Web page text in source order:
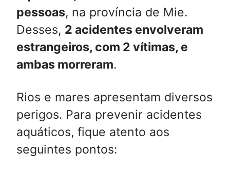
pessoas, na província de Mie.
Desses, 2 acidentes envolveram
estrangeiros, com 2 vítimas, e
ambas morreram.
Rios e mares apresentam diversos
perigos. Para prevenir acidentes
aquáticos, fique atento aos
seguintes pontos: